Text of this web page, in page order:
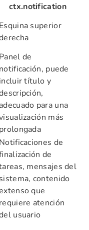
ctx.notification
Esquina superior
Panel de
notificación, puede
incluir título y
adecuado para una
más
prolongada
Notificaciones de
de
mensajes del
sistema, contenido
que
requiere atención
usuario